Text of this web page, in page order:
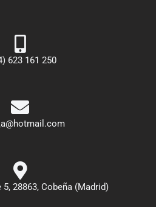
623 161 250
5, 28863, Cobeña (Madrid)